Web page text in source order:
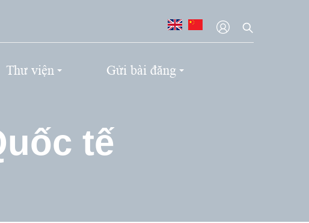
Thư viện Gửi bài đăng
tế